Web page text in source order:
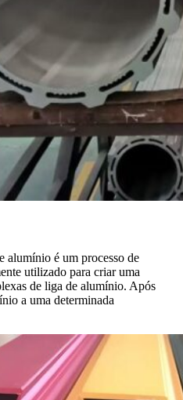
alumínio é um processo de
utilizado para criar uma
de liga de alumínio. Após
a uma determinada